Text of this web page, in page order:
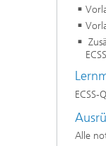
ECSS-
Alle